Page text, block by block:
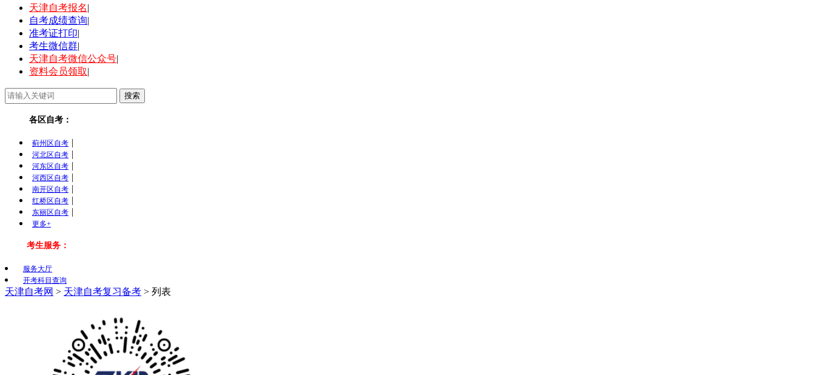
天津自考报名|
自考成绩查询|
准考证打印|
考生微信群|
天津自考微信公众号|
资料会员领取|
各区自考：
蓟州区自考 |
河北区自考 |
河东区自考 |
河西区自考 |
南开区自考 |
红桥区自考 |
东丽区自考 |
更多+
考生服务：
服务大厅
开考科目查询
天津自考网 > 天津自考复习备考 > 列表